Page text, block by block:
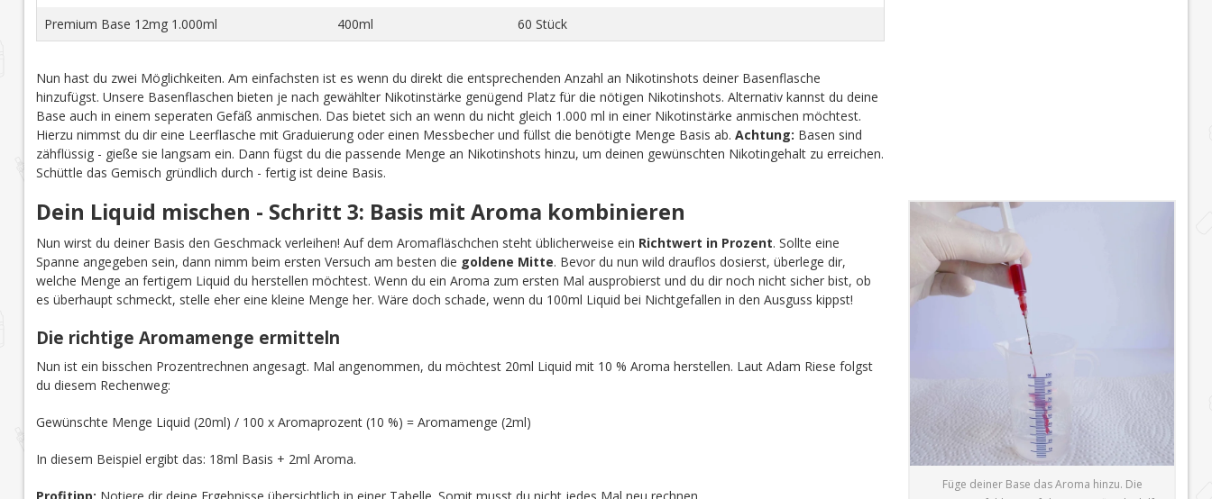
Premium Base 12mg 1.000ml
400ml 60 Stück
Nun hast du zwei Möglichkeiten. Am einfachsten ist es wenn du direkt die entsprechenden Anzahl an Nikotinshots deiner Basenflasche
hinzufügst. Unsere Basenflaschen bieten je nach gewählter Nikotinstärke genügend Platz für die nötigen Nikotinshots. Alternativ kannst du deine
Base auch in einem seperaten Gefäß anmischen. Das bietet sich an wenn du nicht gleich 1.000 ml in einer Nikotinstärke anmischen möchtest.
Hierzu nimmst du dir eine Leerflasche mit Graduierung oder einen Messbecher und füllst die benötigte Menge Basis ab. Achtung: Basen sind
zähflüssig - gieße sie langsam ein. Dann fügst du die passende Menge an Nikotinshots hinzu, um deinen gewünschten Nikotingehalt zu erreichen.
Schüttle das Gemisch gründlich durch - fertig ist deine Basis.
Dein Liquid mischen - Schritt 3: Basis mit Aroma kombinieren
Nun wirst du deiner Basis den Geschmack verleihen! Auf dem Aromafläschchen steht üblicherweise ein Richtwert in Prozent. Sollte eine
Spanne angegeben sein, dann nimm beim ersten Versuch am besten die goldene Mitte. Bevor du nun wild drauflos dosierst, überlege dir,
welche Menge an fertigem Liquid du herstellen möchtest. Wenn du ein Aroma zum ersten Mal ausprobierst und du dir noch nicht sicher bist, ob
es überhaupt schmeckt, stelle eher eine kleine Menge her. Wäre doch schade, wenn du 100ml Liquid bei Nichtgefallen in den Ausguss kippst!
Die richtige Aromamenge ermitteln
Nun ist ein bisschen Prozentrechnen angesagt. Mal angenommen, du möchtest 20ml Liquid mit 10 % Aroma herstellen. Laut Adam Riese folgst
du diesem Rechenweg:
Gewünschte Menge Liquid (20ml) / 100 x Aromaprozent (10 %) = Aromamenge (2ml)
In diesem Beispiel ergibt das: 18ml Basis + 2ml Aroma.
Füge deiner Base das Aroma hinzu. Die